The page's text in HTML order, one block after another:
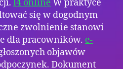
l4 online W praktyce
się w dogodnym
zwolnienie stanowi
dla pracowników. e-
objawów
Dokument